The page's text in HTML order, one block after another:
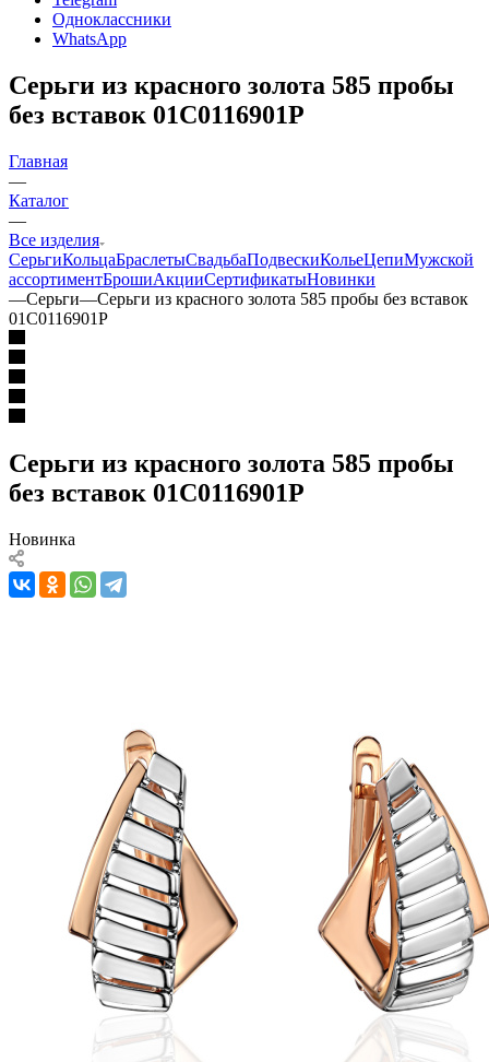
Одноклассники
WhatsApp
Серьги из красного золота 585 пробы
без вставок 01С0116901Р
Главная
—
Каталог
—
Все изделия
СерьгиКольцаБраслетыСвадьбаПодвескиКольеЦепиМужской
ассортиментБрошиАкцииСертификатыНовинки
—Серьги—Серьги из красного золота 585 пробы без вставок
01С0116901Р
Серьги из красного золота 585 пробы
без вставок 01С0116901Р
Новинка